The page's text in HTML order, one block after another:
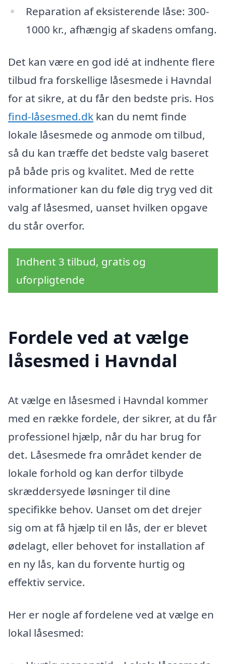
Reparation af eksisterende låse: 300-
1000 kr., afhængig af skadens omfang.
Det kan være en god idé at indhente flere
tilbud fra forskellige låsesmede i Havndal
for at sikre, at du får den bedste pris. Hos
find-låsesmed.dk kan du nemt finde
lokale låsesmede og anmode om tilbud,
så du kan træffe det bedste valg baseret
på både pris og kvalitet. Med de rette
informationer kan du føle dig tryg ved dit
valg af låsesmed, uanset hvilken opgave
du står overfor.
Indhent 3 tilbud, gratis og
uforpligtende
Fordele ved at vælge
låsesmed i Havndal
At vælge en låsesmed i Havndal kommer
med en række fordele, der sikrer, at du får
professionel hjælp, når du har brug for
det. Låsesmede fra området kender de
lokale forhold og kan derfor tilbyde
skræddersyede løsninger til dine
specifikke behov. Uanset om det drejer
sig om at få hjælp til en lås, der er blevet
ødelagt, eller behovet for installation af
en ny lås, kan du forvente hurtig og
effektiv service.
Her er nogle af fordelene ved at vælge en
lokal låsesmed: